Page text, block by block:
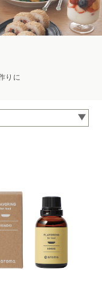
りに